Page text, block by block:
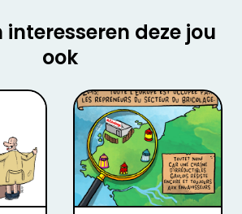
interesseren deze jou
ook